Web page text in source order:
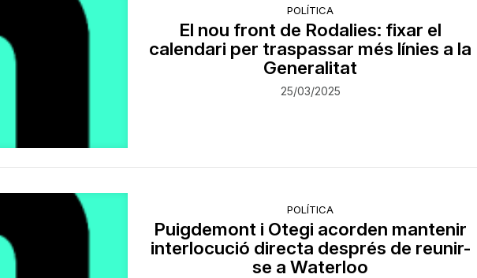
POLÍTICA
El nou front de Rodalies: fixar el
calendari per traspassar més línies a la
Generalitat
25/03/2025
POLÍTICA
Puigdemont i Otegi acorden mantenir
interlocució directa després de reunir-
se a Waterloo